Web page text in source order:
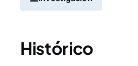
Histórico